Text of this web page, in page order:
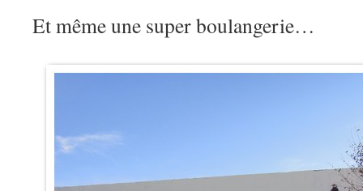
Et même une super boulangerie…